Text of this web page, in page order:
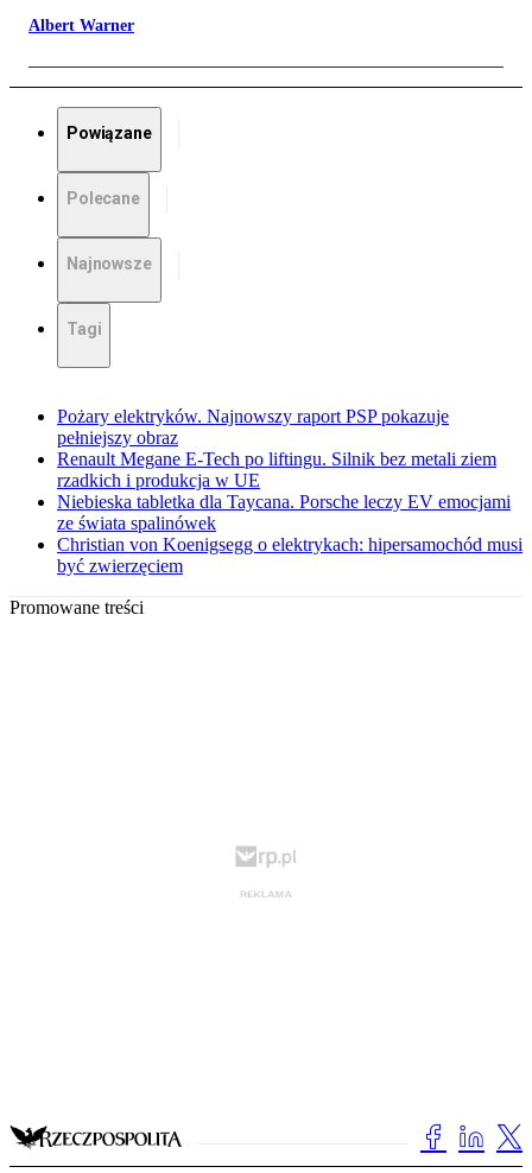
Albert Warner
Powiązane
Polecane
Najnowsze
Tagi
Pożary elektryków. Najnowszy raport PSP pokazuje
pełniejszy obraz
Renault Megane E-Tech po liftingu. Silnik bez metali ziem
rzadkich i produkcja w UE
Niebieska tabletka dla Taycana. Porsche leczy EV emocjami
ze świata spalinówek
Christian von Koenigsegg o elektrykach: hipersamochód musi
być zwierzęciem
Promowane treści